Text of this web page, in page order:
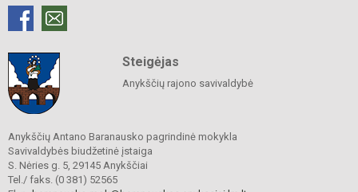
Steigėjas
Anykščių rajono savivaldybė
Anykščių Antano Baranausko pagrindinė mokykla
Savivaldybės biudžetinė įstaiga
S. Nėries g. 5, 29145 Anykščiai
Tel./ faks. (0 381) 52565